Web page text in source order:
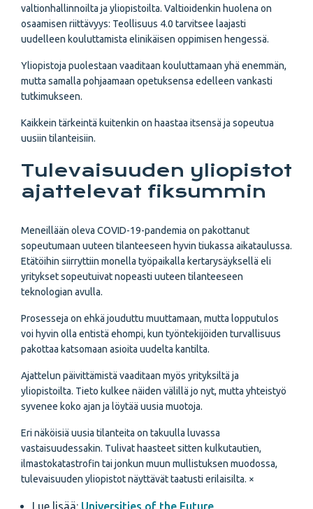
valtionhallinnoilta ja yliopistoilta. Valtioidenkin huolena on
osaamisen riittävyys: Teollisuus 4.0 tarvitsee laajasti
uudelleen kouluttamista elinikäisen oppimisen hengessä.
Yliopistoja puolestaan vaaditaan kouluttamaan yhä enemmän,
mutta samalla pohjaamaan opetuksensa edelleen vankasti
tutkimukseen.
Kaikkein tärkeintä kuitenkin on haastaa itsensä ja sopeutua
uusiin tilanteisiin.
Tulevaisuuden yliopistot
ajattelevat fiksummin
Meneillään oleva COVID-19-pandemia on pakottanut
sopeutumaan uuteen tilanteeseen hyvin tiukassa aikataulussa.
Etätöihin siirryttiin monella työpaikalla kertarysäyksellä eli
yritykset sopeutuivat nopeasti uuteen tilanteeseen
teknologian avulla.
Prosesseja on ehkä jouduttu muuttamaan, mutta lopputulos
voi hyvin olla entistä ehompi, kun työntekijöiden turvallisuus
pakottaa katsomaan asioita uudelta kantilta.
Ajattelun päivittämistä vaaditaan myös yrityksiltä ja
yliopistoilta. Tieto kulkee näiden välillä jo nyt, mutta yhteistyö
syvenee koko ajan ja löytää uusia muotoja.
Eri näköisiä uusia tilanteita on takuulla luvassa
vastaisuudessakin. Tulivat haasteet sitten kulkutautien,
ilmastokatastrofin tai jonkun muun mullistuksen muodossa,
tulevaisuuden yliopistot näyttävät taatusti erilaisilta. ×
Lue lisää: Universities of the Future